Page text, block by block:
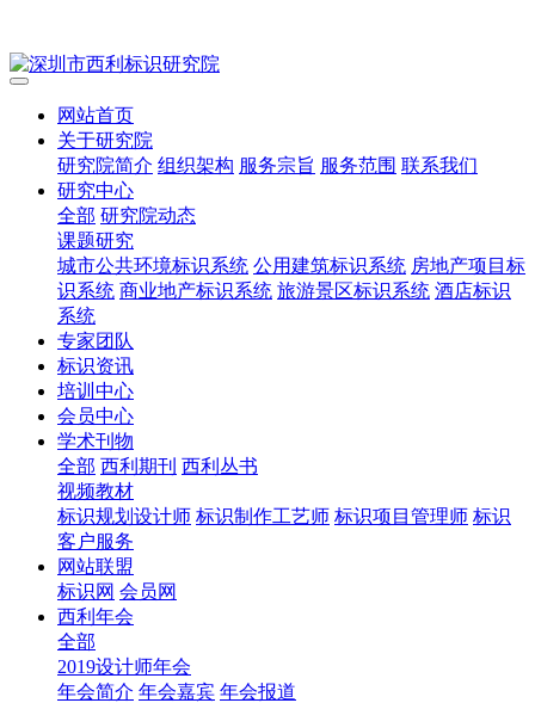
网站首页
关于研究院
研究院简介 组织架构 服务宗旨 服务范围 联系我们
研究中心
全部 研究院动态
课题研究
城市公共环境标识系统 公用建筑标识系统 房地产项目标
识系统 商业地产标识系统 旅游景区标识系统 酒店标识
系统
专家团队
标识资讯
培训中心
会员中心
学术刊物
全部 西利期刊 西利丛书
视频教材
标识规划设计师 标识制作工艺师 标识项目管理师 标识
客户服务
网站联盟
标识网 会员网
西利年会
全部
2019设计师年会
年会简介 年会嘉宾 年会报道